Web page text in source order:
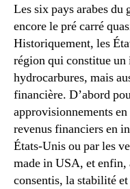
Les six pays arabes du
encore le pré carré
Historiquement, les
région qui constitue
hydrocarbures, mais
financière. D’abord
approvisionnements
revenus financiers en
États-Unis ou par les
made in USA, et enfin,
consentis, la stabilité